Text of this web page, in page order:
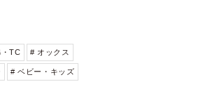
TC # オックス
# ベビー・キッズ